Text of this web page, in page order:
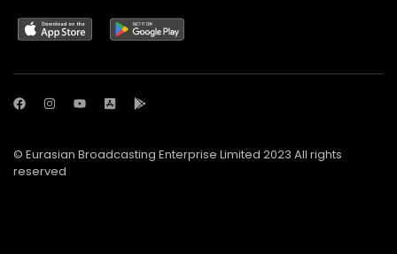
© Eurasian Broadcasting Enterprise Limited 2023 All rights
reserved